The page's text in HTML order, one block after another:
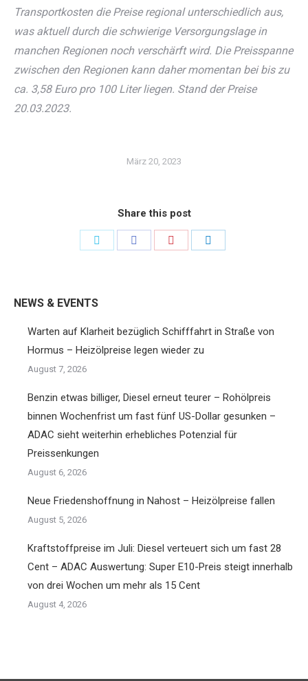
Transportkosten die Preise regional unterschiedlich aus,
was aktuell durch die schwierige Versorgungslage in
manchen Regionen noch verschärft wird. Die Preisspanne
zwischen den Regionen kann daher momentan bei bis zu
ca. 3,58 Euro pro 100 Liter liegen. Stand der Preise
20.03.2023.
März 20, 2023
Share this post
NEWS & EVENTS
Warten auf Klarheit bezüglich Schifffahrt in Straße von
Hormus – Heizölpreise legen wieder zu
August 7, 2026
Benzin etwas billiger, Diesel erneut teurer – Rohölpreis
binnen Wochenfrist um fast fünf US-Dollar gesunken –
ADAC sieht weiterhin erhebliches Potenzial für
Preissenkungen
August 6, 2026
Neue Friedenshoffnung in Nahost – Heizölpreise fallen
August 5, 2026
Kraftstoffpreise im Juli: Diesel verteuert sich um fast 28
Cent – ADAC Auswertung: Super E10-Preis steigt innerhalb
von drei Wochen um mehr als 15 Cent
August 4, 2026